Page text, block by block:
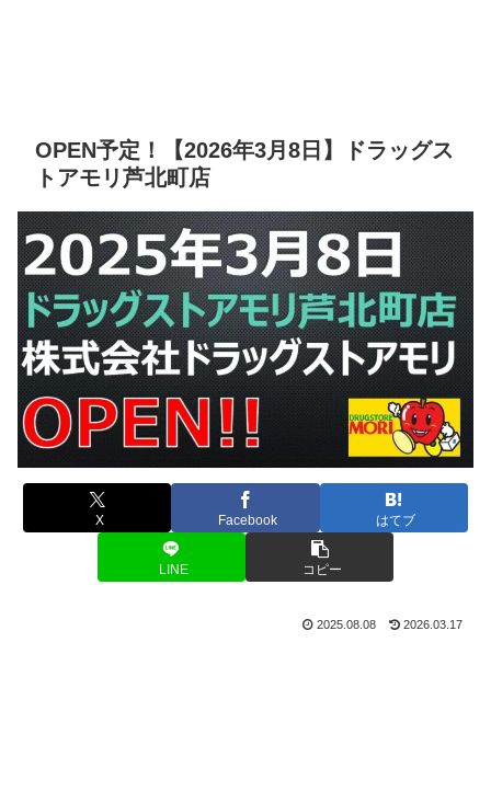
OPEN予定！【2026年3月8日】ドラッグス
トアモリ芦北町店
X Facebook はてブ
LINE コピー
2025.08.08 2026.03.17